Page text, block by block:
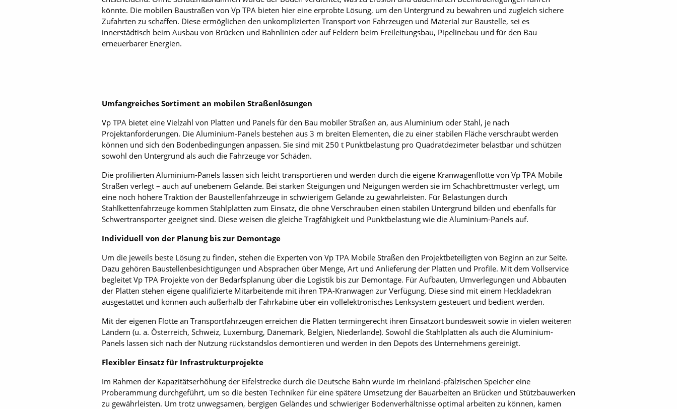
könnte. Die mobilen Baustraßen von Vp TPA bieten hier eine erprobte Lösung, um den Untergrund zu bewahren und zugleich sichere
Zufahrten zu schaffen. Diese ermöglichen den unkomplizierten Transport von ­Fahrzeugen und Material zur Baustelle, sei es
innerstädtisch beim Ausbau von Brücken und Bahnlinien oder auf Feldern beim Freileitungsbau, Pipelinebau und für den Bau
erneuerbarer Energien.
Umfangreiches Sortiment an mobilen Straßenlösungen
Vp TPA bietet eine Vielzahl von Platten und Panels für den Bau mobiler Straßen an, aus Aluminium oder Stahl, je nach
Projektanforderungen. Die Aluminium-Panels bestehen aus 3 m breiten Elementen, die zu einer stabilen Fläche verschraubt werden
können und sich den Bodenbedingungen anpassen. Sie sind mit 250 t Punktbelastung pro Quadratdezimeter belastbar und schützen
sowohl den Untergrund als auch die Fahrzeuge vor Schäden.
Die profilierten Aluminium-Panels lassen sich leicht transportieren und werden durch die eigene Kran­wagenflotte von Vp TPA Mobile
Straßen verlegt – auch auf unebenem Gelände. Bei starken Steigungen und Neigungen werden sie im Schachbrettmuster verlegt, um
eine noch höhere Traktion der Baustellenfahrzeuge in schwierigem Gelände zu gewährleisten. Für Belastungen durch
Stahlkettenfahrzeuge kommen Stahlplatten zum Einsatz, die ohne Verschrauben einen stabilen Untergrund bilden und ebenfalls für
Schwertransporter geeignet sind. Diese weisen die gleiche Tragfähigkeit und Punktbelastung wie die Aluminium-Panels auf.
Individuell von der Planung bis zur Demontage
Um die jeweils beste Lösung zu finden, stehen die Experten von Vp TPA Mobile Straßen den Projektbeteiligten von Beginn an zur Seite.
Dazu gehören Baustellenbesichtigungen und Absprachen über Menge, Art und Anlieferung der Platten und Profile. Mit dem Vollservice
begleitet Vp TPA Projekte von der Bedarfsplanung über die Logistik bis zur Demontage. Für Aufbauten, Umverlegungen und Abbauten
der Platten stehen eigene qualifizierte Mitarbeitende mit ihren TPA-Kran­wagen zur Verfügung. Diese sind mit einem Heckladekran
ausgestattet und können auch außerhalb der Fahrkabine über ein vollelektronisches Lenksystem gesteuert und bedient werden.
Mit der eigenen Flotte an Transportfahrzeugen erreichen die Platten termingerecht ihren Einsatzort bundesweit sowie in vielen weiteren
Ländern (u. a. Österreich, Schweiz, Luxemburg, Dänemark, Belgien, Niederlande). Sowohl die Stahlplatten als auch die Aluminium-
Panels lassen sich nach der Nutzung rückstandslos demontieren und werden in den Depots des Unternehmens gereinigt.
Flexibler Einsatz für Infrastrukturprojekte
Im Rahmen der Kapazitätserhöhung der Eifelstrecke durch die Deutsche Bahn wurde im rheinland-pfälzischen Speicher eine
Proberammung durchgeführt, um so die besten Techniken für eine spätere Umsetzung der Bauarbeiten an Brücken und Stützbauwerken
zu gewährleisten. Um trotz unwegsamen, bergigen Geländes und schwieriger Bodenverhältnisse optimal arbeiten zu können, kamen